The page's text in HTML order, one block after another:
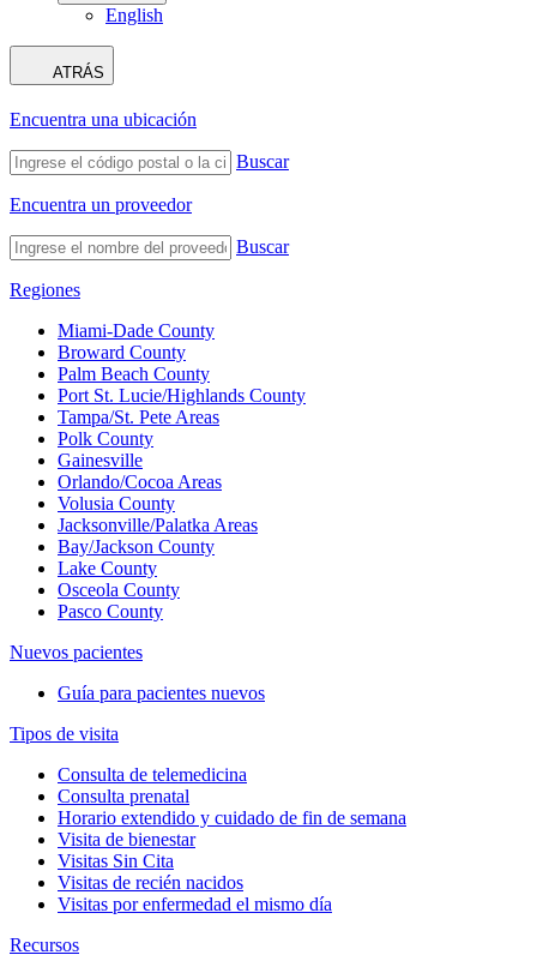
English
ATRÁS
Encuentra una ubicación
Buscar
Encuentra un proveedor
Buscar
Regiones
Miami-Dade County
Broward County
Palm Beach County
Port St. Lucie/Highlands County
Tampa/St. Pete Areas
Polk County
Gainesville
Orlando/Cocoa Areas
Volusia County
Jacksonville/Palatka Areas
Bay/Jackson County
Lake County
Osceola County
Pasco County
Nuevos pacientes
Guía para pacientes nuevos
Tipos de visita
Consulta de telemedicina
Consulta prenatal
Horario extendido y cuidado de fin de semana
Visita de bienestar
Visitas Sin Cita
Visitas de recién nacidos
Visitas por enfermedad el mismo día
Recursos